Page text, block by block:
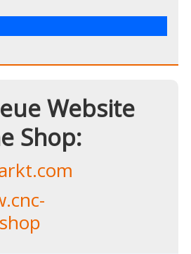
Website
Shop: